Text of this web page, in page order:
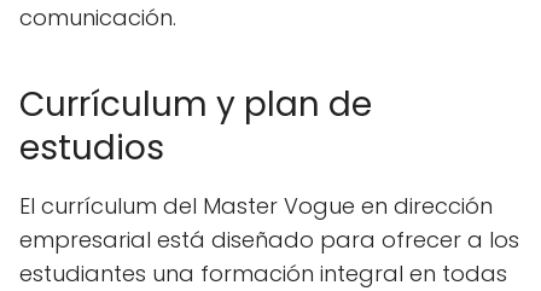
comunicación.
Currículum y plan de
estudios
El currículum del Master Vogue en dirección
empresarial está diseñado para ofrecer a los
estudiantes una formación integral en todas